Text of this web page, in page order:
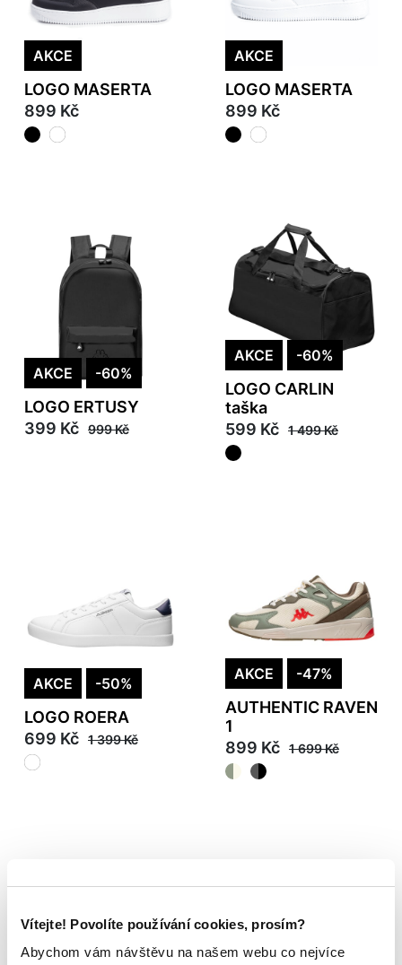
Vítejte! Povolíte používání cookies, prosím?
Abychom vám návštěvu na našem webu co nejvíce
AKCE
LOGO MASERTA
899 Kč
AKCE
LOGO MASERTA
899 Kč
AKCE -60%
LOGO ERTUSY
399 Kč 999 Kč
AKCE -60%
LOGO CARLIN
taška
599 Kč 1 499 Kč
AKCE -50%
LOGO ROERA
699 Kč 1 399 Kč
AKCE -47%
AUTHENTIC RAVEN
1
899 Kč 1 699 Kč